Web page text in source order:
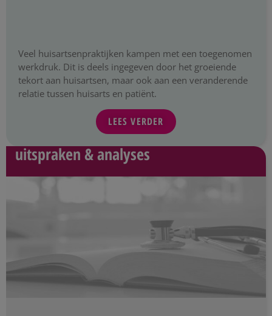
Veel huisartsenpraktijken kampen met een toegenomen
werkdruk. Dit is deels ingegeven door het groeiende
tekort aan huisartsen, maar ook aan een veranderende
relatie tussen huisarts en patiënt.
LEES VERDER
uitspraken & analyses